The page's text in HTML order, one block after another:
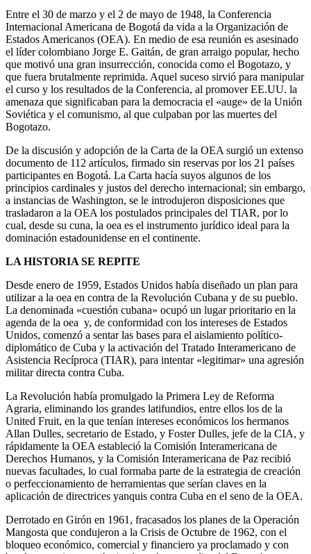
Entre el 30 de marzo y el 2 de mayo de 1948, la Conferencia
Internacional Americana de Bogotá da vida a la Organización de
Estados Americanos (OEA). En medio de esa reunión es asesinado
el líder colombiano Jorge E. Gaitán, de gran arraigo popular, hecho
que motivó una gran insurrección, conocida como el Bogotazo, y
que fuera brutalmente reprimida. Aquel suceso sirvió para manipular
el curso y los resultados de la Conferencia, al promover EE.UU. la
amenaza que significaban para la democracia el «auge» de la Unión
Soviética y el comunismo, al que culpaban por las muertes del
Bogotazo.
De la discusión y adopción de la Carta de la OEA surgió un extenso
documento de 112 artículos, firmado sin reservas por los 21 países
participantes en Bogotá. La Carta hacía suyos algunos de los
principios cardinales y justos del derecho internacional; sin embargo,
a instancias de Washington, se le introdujeron disposiciones que
trasladaron a la OEA los postulados principales del TIAR, por lo
cual, desde su cuna, la oea es el instrumento jurídico ideal para la
dominación estadounidense en el continente.
LA HISTORIA SE REPITE
Desde enero de 1959, Estados Unidos había diseñado un plan para
utilizar a la oea en contra de la Revolución Cubana y de su pueblo.
La denominada «cuestión cubana» ocupó un lugar prioritario en la
agenda de la oea y, de conformidad con los intereses de Estados
Unidos, comenzó a sentar las bases para el aislamiento político-
diplomático de Cuba y la activación del Tratado Interamericano de
Asistencia Recíproca (TIAR), para intentar «legitimar» una agresión
militar directa contra Cuba.
La Revolución había promulgado la Primera Ley de Reforma
Agraria, eliminando los grandes latifundios, entre ellos los de la
United Fruit, en la que tenían intereses económicos los hermanos
Allan Dulles, secretario de Estado, y Foster Dulles, jefe de la CIA, y
rápidamente la OEA estableció la Comisión Interamericana de
Derechos Humanos, y la Comisión Interamericana de Paz recibió
nuevas facultades, lo cual formaba parte de la estrategia de creación
o perfeccionamiento de herramientas que serían claves en la
aplicación de directrices yanquis contra Cuba en el seno de la OEA.
Derrotado en Girón en 1961, fracasados los planes de la Operación
Mangosta que condujeron a la Crisis de Octubre de 1962, con el
bloqueo económico, comercial y financiero ya proclamado y con